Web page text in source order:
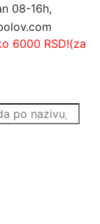
08-16h,
6000 RSD!(za